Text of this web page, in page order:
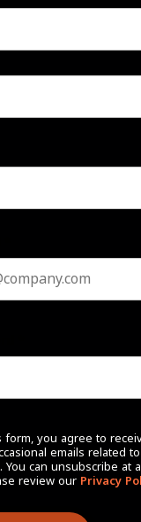
form, you agree to
emails related
You can unsubscribe at
review our Privacy